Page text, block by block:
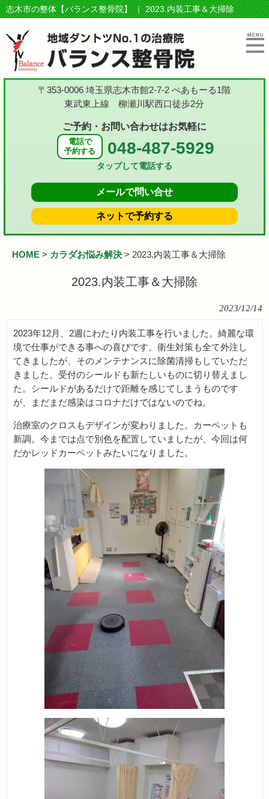
志木市の整体【バランス整骨院】 ｜ 2023.内装工事＆大掃除
〒353-0006 埼玉県志木市館2-7-2 ぺあもーる1階
東武東上線 柳瀬川駅西口徒歩2分
ご予約・お問い合わせはお気軽に
電話で
予約する
048-487-5929
タップして電話する
メールで問い合せ
ネットで予約する
HOME > カラダお悩み解決 > 2023.内装工事＆大掃除
2023.内装工事＆大掃除
2023/12/14
2023年12月、2週にわたり内装工事を行いました。綺麗な環
境で仕事ができる事への喜びです。衛生対策も全て外注し
てきましたが、そのメンテナンスに除菌清掃もしていただ
きました。受付のシールドも新たしいものに切り替えまし
た。シールドがあるだけで距離を感じてしまうものです
が、まだまだ感染はコロナだけではないのでね。
治療室のクロスもデザインが変わりました。カーペットも
新調。今までは点で別色を配置していましたが、今回は何
だかレッドカーペットみたいになりました。